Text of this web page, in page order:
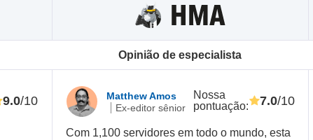
Opinião de especialista
9.0/10
Matthew Amos
Ex-editor sênior
Nossa
pontuação: 7.0/10
Com 1,100 servidores em todo o mundo, esta